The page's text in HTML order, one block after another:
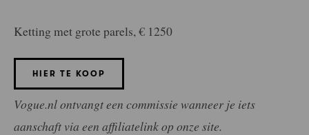
Ketting met grote parels, € 1250
HIER TE KOOP
Vogue.nl ontvangt een commissie wanneer je iets
aanschaft via een affiliatelink op onze site.